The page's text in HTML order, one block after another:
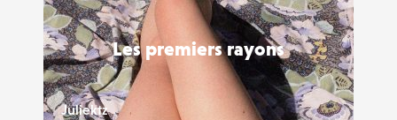
Les premiers rayons
Juliektz